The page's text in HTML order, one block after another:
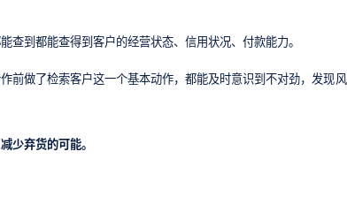
到都能查得到客户的经营状态、信用状况、付款能力。
做了检索客户这一个基本动作，都能及时意识到不对劲，发现风
少弃货的可能。